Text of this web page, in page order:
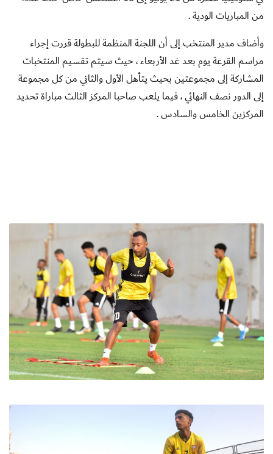
من المباريات الودية .
وأضاف مدير المنتخب إلى أن اللجنة المنظمة للبطولة قررت إجراء
مراسم القرعة يوم بعد غد الأربعاء ، حيث سيتم تقسيم المنتخبات
المشاركة إلى مجموعتين بحيث يتأهل الأول والثاني من كل مجموعة
إلى الدور نصف النهائي ، فيما يلعب صاحبا المركز الثالث مباراة تحديد
المركزين الخامس والسادس .